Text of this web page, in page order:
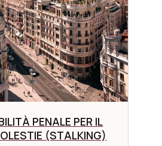
PENALE PER IL
(STALKING)